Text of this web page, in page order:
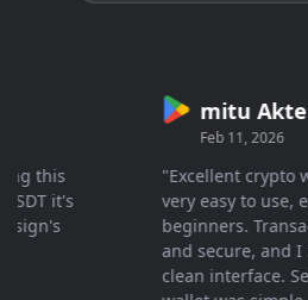
it's
mitu Akter2
Feb 11, 2026
"Excellent crypto
very easy to use,
beginners.
and secure, and I
clean interface.